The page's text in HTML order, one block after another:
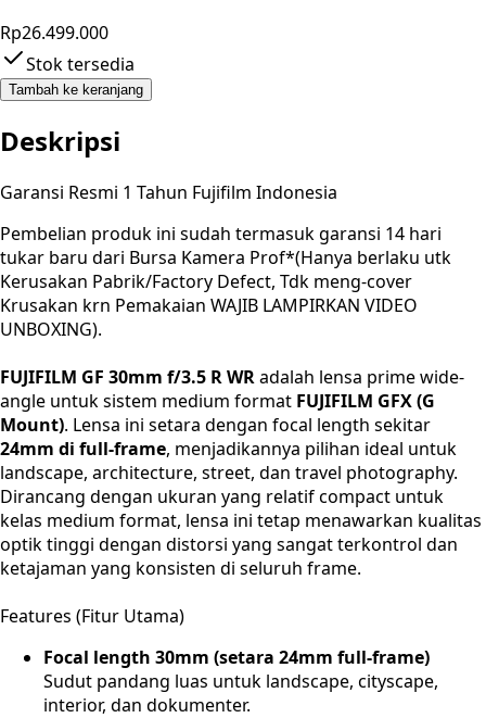
Rp26.499.000
Stok tersedia
Tambah ke keranjang
Deskripsi
Garansi Resmi 1 Tahun Fujifilm Indonesia
Pembelian produk ini sudah termasuk garansi 14 hari
tukar baru dari Bursa Kamera Prof*(Hanya berlaku utk
Kerusakan Pabrik/Factory Defect, Tdk meng-cover
Krusakan krn Pemakaian WAJIB LAMPIRKAN VIDEO
UNBOXING).
FUJIFILM GF 30mm f/3.5 R WRadalah lensa prime wide-
angle untuk sistem medium format FUJIFILM GFX (G
Mount). Lensa ini setara dengan focal length sekitar
24mm di full-frame, menjadikannya pilihan ideal untuk
landscape, architecture, street, dan travel photography.
Dirancang dengan ukuran yang relatif compact untuk
kelas medium format, lensa ini tetap menawarkan kualitas
optik tinggi dengan distorsi yang sangat terkontrol dan
ketajaman yang konsisten di seluruh frame.
Features (Fitur Utama)
Focal length 30mm (setara 24mm full-frame)
Sudut pandang luas untuk landscape, cityscape,
interior, dan dokumenter.